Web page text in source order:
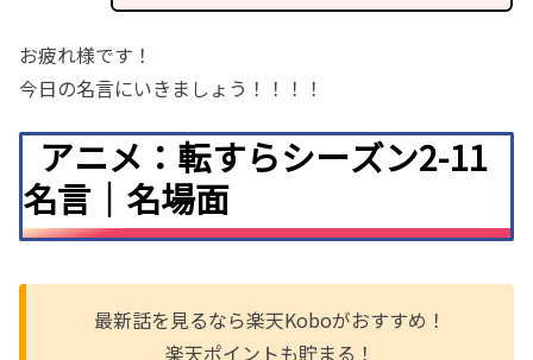
お疲れ様です！
今日の名言にいきましょう！！！！
アニメ：転すらシーズン2-11
名言｜名場面
最新話を見るなら楽天Koboがおすすめ！
楽天ポイントも貯まる！